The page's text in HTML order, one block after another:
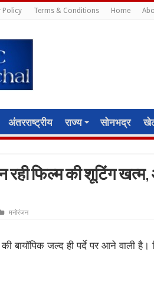
Policy Terms & Conditions Home
अंतरराष्ट्रीय राज्य सोनभद्र
रही फिल्म की शूटिंग
मनोरंजन
की बायॉपिक जल्द ही पर्दे पर आने वाली